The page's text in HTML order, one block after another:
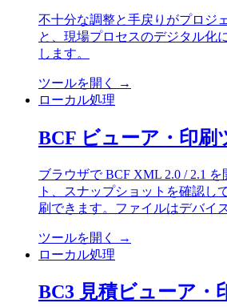
不十分な調整と手戻りがプロジ
と、現場プロセスのデジタル化
します。
ツールを開く
→
ローカル処理
BCF ビューア・印刷
ブラウザで BCF XML 2.0 / 2.1
ト、スナップショットを確認し
刷できます。ファイルはデバイ
ツールを開く
→
ローカル処理
BC3 見積ビューア・